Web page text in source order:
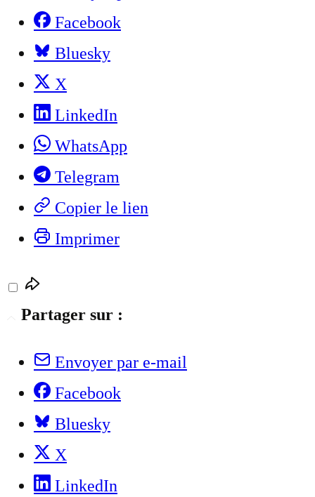
Facebook
Bluesky
X
LinkedIn
WhatsApp
Telegram
Copier le lien
Imprimer
Partager sur :
Envoyer par e-mail
Facebook
Bluesky
X
LinkedIn